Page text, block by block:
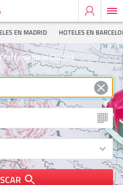
EN MADRID HOTELES EN
Ciudad